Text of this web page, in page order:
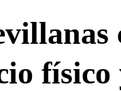
físico